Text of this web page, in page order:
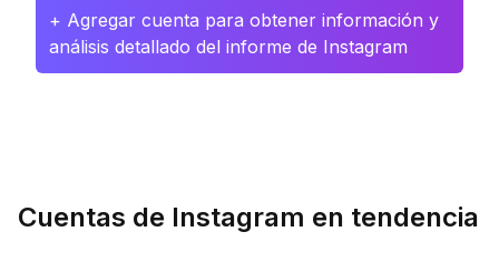
+ Agregar cuenta para obtener información y
análisis detallado del informe de Instagram
Cuentas de Instagram en tendencia